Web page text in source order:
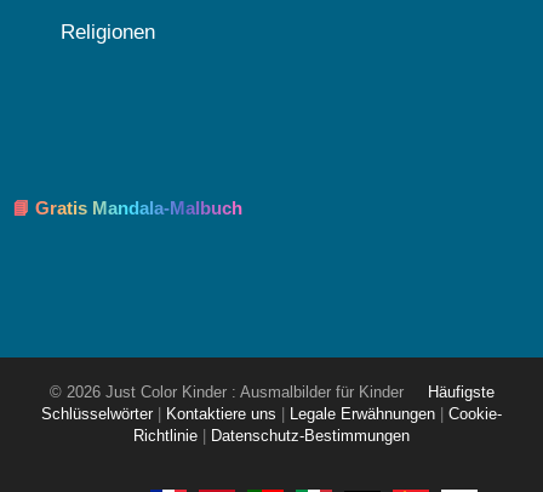
Religionen
📘 Gratis Mandala-Malbuch
© 2026 Just Color Kinder : Ausmalbilder für Kinder
Häufigste
Schlüsselwörter
Kontaktiere uns Legale Erwähnungen
Cookie-
Richtlinie
Datenschutz-Bestimmungen